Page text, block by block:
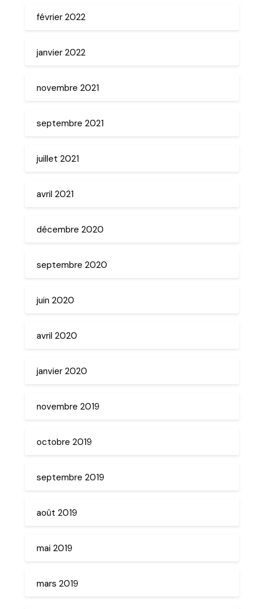
février 2022
janvier 2022
novembre 2021
septembre 2021
juillet 2021
avril 2021
décembre 2020
septembre 2020
juin 2020
avril 2020
janvier 2020
novembre 2019
octobre 2019
septembre 2019
août 2019
mai 2019
mars 2019